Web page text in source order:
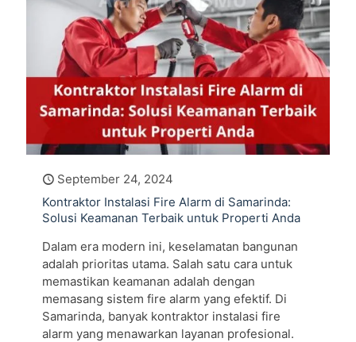
September 24, 2024
Kontraktor Instalasi Fire Alarm di Samarinda:
Solusi Keamanan Terbaik untuk Properti Anda
Dalam era modern ini, keselamatan bangunan
adalah prioritas utama. Salah satu cara untuk
memastikan keamanan adalah dengan
memasang sistem fire alarm yang efektif. Di
Samarinda, banyak kontraktor instalasi fire
alarm yang menawarkan layanan profesional.